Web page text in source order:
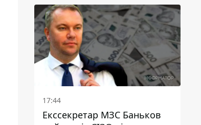
17:44
Екссекретар МЗС Баньков